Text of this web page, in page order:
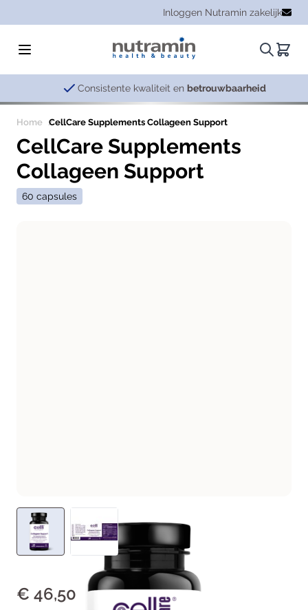
Inloggen Nutramin zakelijk
Zoeken.
Consistente kwaliteit enbetrouwbaarheid
Home CellCare Supplements Collageen Support
CellCare Supplements
Collageen Support
60 capsules
€ 46,50